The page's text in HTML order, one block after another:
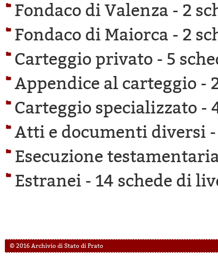
Fondaco di Valenza - 2
Fondaco di Maiorca - 2
Carteggio privato - 5
Appendice al carteggio -
Carteggio specializzato -
Atti e documenti diversi
Esecuzione
Estranei - 14 schede di
© 2016 Archivio di Stato di Prato